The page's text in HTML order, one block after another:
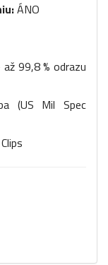
ÁNO
99,8 % odrazu
(US Mil Spec